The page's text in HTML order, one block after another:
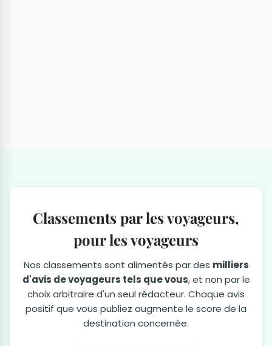
Classements par les voyageurs,
pour les voyageurs
Nos classements sont alimentés par des milliers
d'avis de voyageurs tels que vous, et non par le
choix arbitraire d'un seul rédacteur. Chaque avis
positif que vous publiez augmente le score de la
destination concernée.